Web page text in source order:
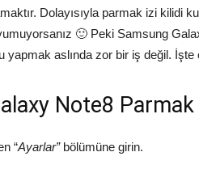
Dolayısıyla parmak izi kilidi
🙂 Peki Samsung
yapmak aslında zor bir iş değil. İşte
Note8
“Ayarlar”bölümüne girin.